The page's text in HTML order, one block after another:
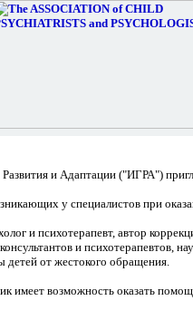
Развития и Адаптации
у специалистов при
автор
и психотерапевтов,
детей от жестокого обращения.
возможность оказать